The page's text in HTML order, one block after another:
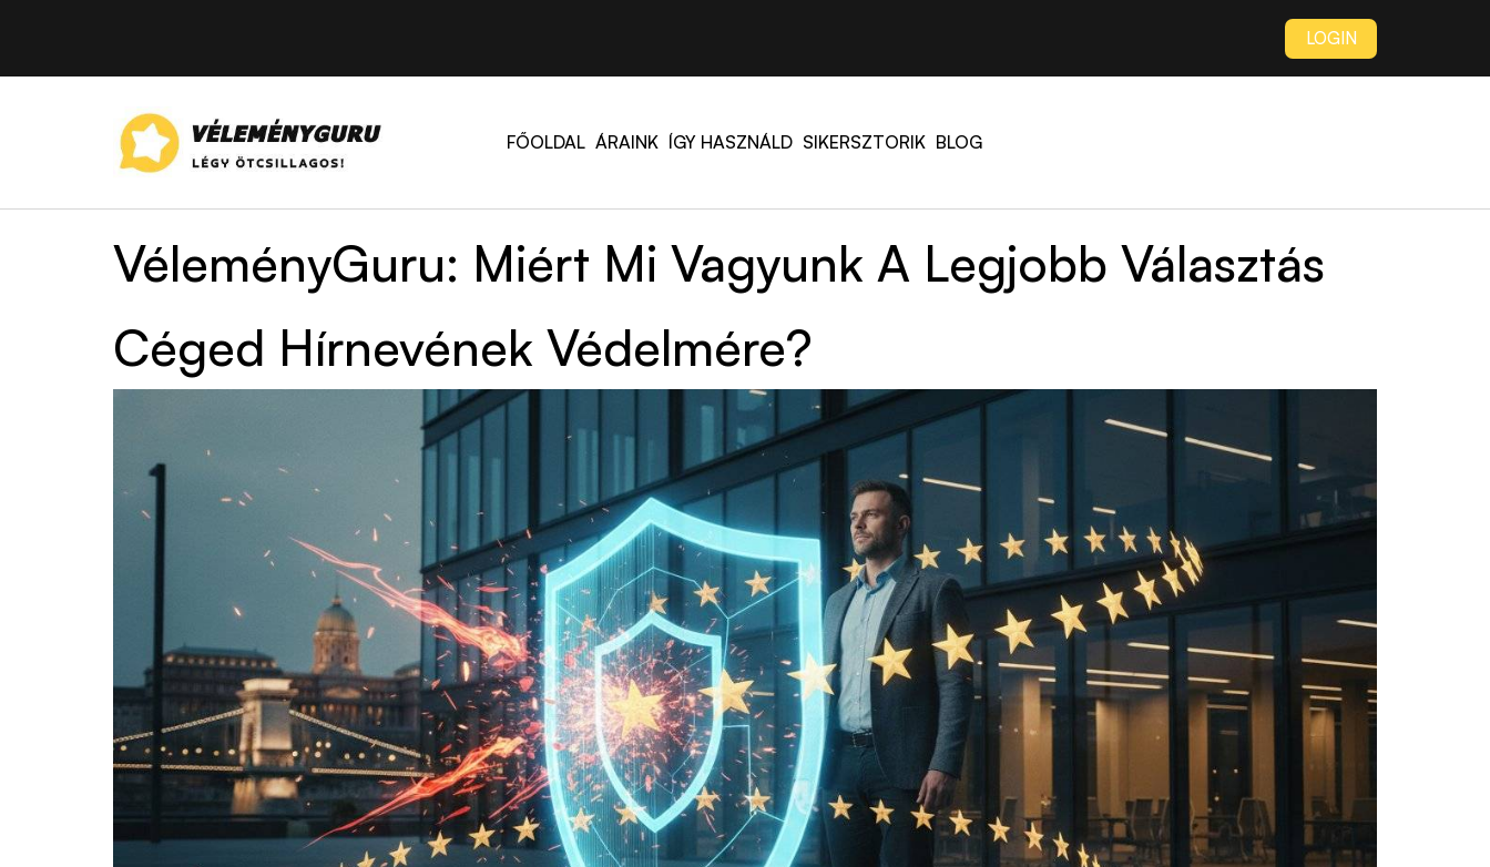
LOGIN
FŐOLDAL ÁRAINK ÍGY HASZNÁLD SIKERSZTORIK BLOG
VéleményGuru: Miért Mi Vagyunk A Legjobb Választás
Céged Hírnevének Védelmére?